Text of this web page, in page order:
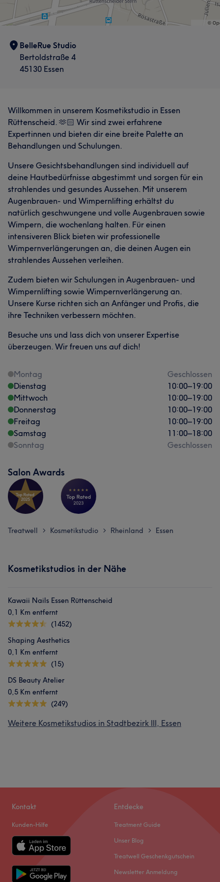
Professionell 5
Herzlich 9 Kompetent Professionell
BelleRue Studio
Bertoldstraße 4
45130 Essen
Willkommen in unserem Kosmetikstudio in Essen
Rüttenscheid. 🫶🏻 Wir sind zwei erfahrene
Expertinnen und bieten dir eine breite Palette an
Behandlungen und Schulungen.
Unsere Gesichtsbehandlungen sind individuell auf
deine Hautbedürfnisse abgestimmt und sorgen für ein
strahlendes und gesundes Aussehen. Mit unserem
Augenbrauen- und Wimpernlifting erhältst du
natürlich geschwungene und volle Augenbrauen sowie
Wimpern, die wochenlang halten. Für einen
intensiveren Blick bieten wir professionelle
Wimpernverlängerungen an, die deinen Augen ein
strahlendes Aussehen verleihen.
Zudem bieten wir Schulungen in Augenbrauen- und
Wimpernlifting sowie Wimpernverlängerung an.
Unsere Kurse richten sich an Anfänger und Profis, die
ihre Techniken verbessern möchten.
Besuche uns und lass dich von unserer Expertise
überzeugen. Wir freuen uns auf dich!
Montag
Geschlossen
Dienstag
10:00–19:00
Mittwoch
10:00–19:00
Donnerstag
10:00–19:00
Freitag
10:00–19:00
Samstag
11:00–18:00
Sonntag
Geschlossen
Salon Awards
Treatwell > Kosmetikstudio > Rheinland > Essen
Kosmetikstudios in der Nähe
Kawaii Nails Essen Rüttenscheid
0,1 Km entfernt
(1452)
Shaping Aesthetics
0,1 Km entfernt
(15)
DS Beauty Atelier
0,5 Km entfernt
(249)
Weitere Kosmetikstudios in Stadtbezirk III, Essen
Kontakt
Kunden-Hilfe
Entdecke
Treatment Guide
Unser Blog
Treatwell Geschenkgutschein
Newsletter Anmeldung